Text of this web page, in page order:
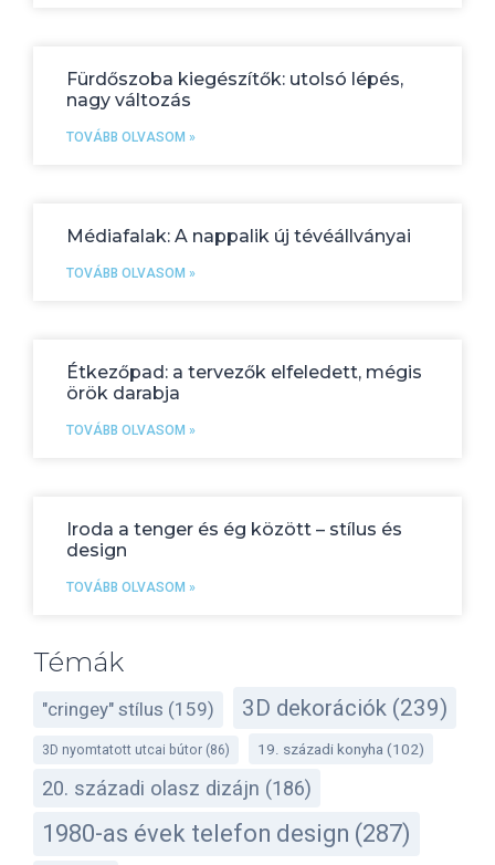
Fürdőszoba kiegészítők: utolsó lépés,
nagy változás
TOVÁBB OLVASOM »
Médiafalak: A nappalik új tévéállványai
TOVÁBB OLVASOM »
Étkezőpad: a tervezők elfeledett, mégis
örök darabja
TOVÁBB OLVASOM »
Iroda a tenger és ég között – stílus és
design
TOVÁBB OLVASOM »
Témák
"cringey" stílus (159) 3D dekorációk (239)
3D nyomtatott utcai bútor (86) 19. századi konyha (102)
20. századi olasz dizájn (186)
1980-as évek telefon design (287)